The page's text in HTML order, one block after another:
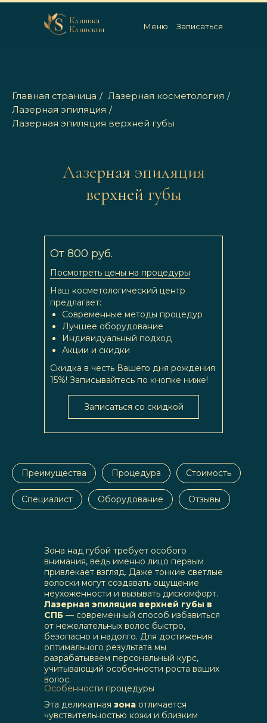
Меню Записаться
Клиника
Клинскин
Главная страница / Лазерная косметология /
Лазерная эпиляция /
Лазерная эпиляция верхней губы
Лазерная эпиляция
верхней губы
От 800 руб.
Посмотреть цены на процедуры
Записаться со скидкой
Наш косметологический центр
предлагает:
Современные методы процедур
Лучшее оборудование
Индивидуальный подход
Акции и скидки
Скидка в честь Вашего дня рождения
15%! Записывайтесь по кнопке ниже!
Преимущества Процедура Стоимость
Специалист Оборудование Отзывы
Зона над губой требует особого
внимания, ведь именно лицо первым
привлекает взгляд. Даже тонкие светлые
волоски могут создавать ощущение
неухоженности и вызывать дискомфорт.
Лазерная эпиляция верхней губы в
СПБ — современный способ избавиться
от нежелательных волос быстро,
безопасно и надолго. Для достижения
оптимального результата мы
разрабатываем персональный курс,
учитывающий особенности роста ваших
волос.
Эта деликатная зона отличается
чувствительностью кожи и близким
Особенности процедуры